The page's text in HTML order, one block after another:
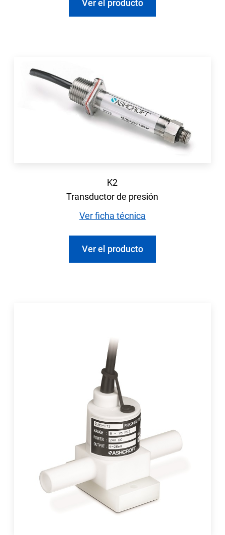
Ver el producto
K2
Transductor de presión
Ver ficha técnica
Ver el producto